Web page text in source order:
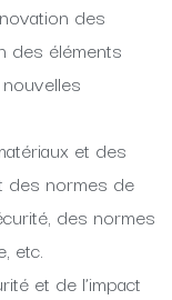
des
des éléments
et des
des normes de
des normes
etc.
et de l’impact